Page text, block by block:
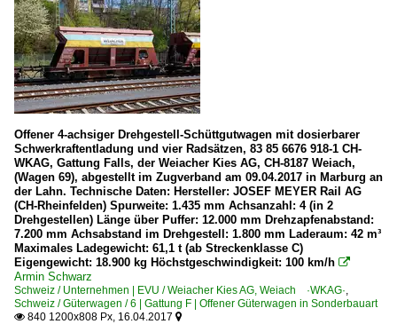
Offener 4-achsiger Drehgestell-Schüttgutwagen mit dosierbarer
Schwerkraftentladung und vier Radsätzen, 83 85 6676 918-1 CH-
WKAG, Gattung Falls, der Weiacher Kies AG, CH-8187 Weiach,
(Wagen 69), abgestellt im Zugverband am 09.04.2017 in Marburg an
der Lahn. Technische Daten: Hersteller: JOSEF MEYER Rail AG
(CH-Rheinfelden) Spurweite: 1.435 mm Achsanzahl: 4 (in 2
Drehgestellen) Länge über Puffer: 12.000 mm Drehzapfenabstand:
7.200 mm Achsabstand im Drehgestell: 1.800 mm Laderaum: 42 m³
Maximales Ladegewicht: 61,1 t (ab Streckenklasse C)
Eigengewicht: 18.900 kg Höchstgeschwindigkeit: 100 km/h 
Armin Schwarz
Schweiz / Unternehmen | EVU / Weiacher Kies AG, Weiach ·WKAG·,
Schweiz / Güterwagen / 6 | Gattung F | Offener Güterwagen in Sonderbauart
 840 1200x808 Px, 16.04.2017 